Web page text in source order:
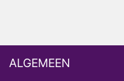
ALGEMEEN